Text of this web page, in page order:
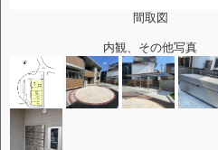
間取図
内観、その他写真